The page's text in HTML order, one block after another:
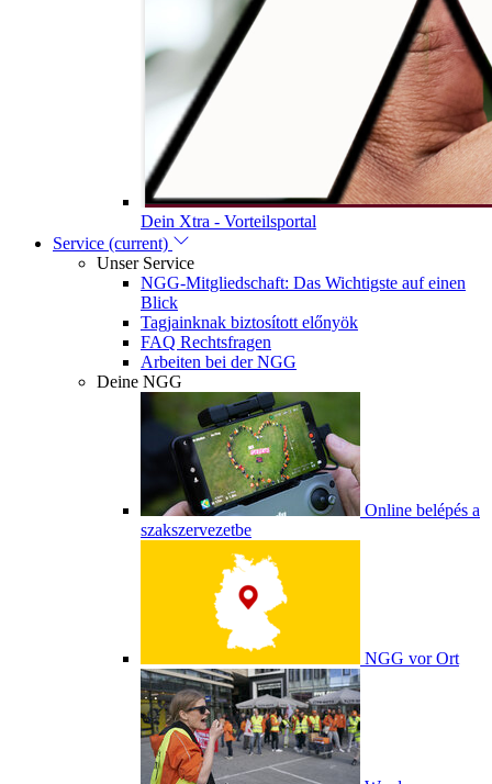
Dein Xtra - Vorteilsportal
Service (current)
Unser Service
NGG-Mitgliedschaft: Das Wichtigste auf einen
Blick
Tagjainknak biztosított előnyök
FAQ Rechtsfragen
Arbeiten bei der NGG
Deine NGG
Online belépés a
szakszervezetbe
NGG vor Ort